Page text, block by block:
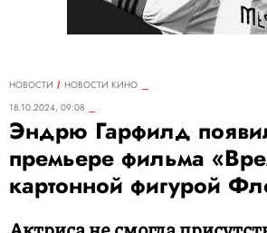
НОВОСТИ
НОВОСТИ КИНО
18.10.2024, 09:08
Эндрю Гарфилд
премьере фильма
картонной фигурой